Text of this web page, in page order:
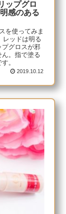
ップグロ
感のある
を使ってみま
レッドは明る
グロスが邪
。指で塗る
。
2019.10.12